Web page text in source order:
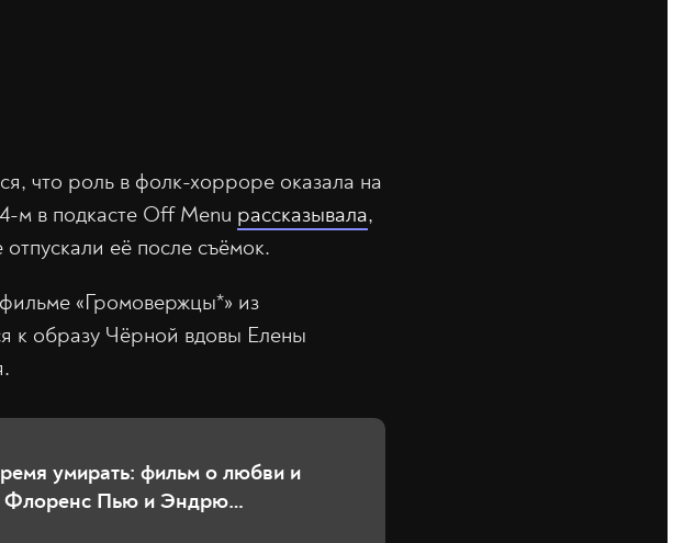
что роль в фолк-хорроре оказала на
м в подкасте Off Menu рассказывала,
её после съёмок.
«Громовержцы*» из
к образу Чёрной вдовы Елены
умирать: фильм о любви и
Флоренс Пью и Эндрю